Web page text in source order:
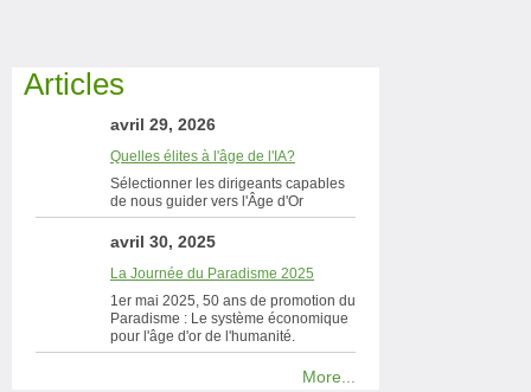
Articles
avril 29, 2026
Quelles élites à l'âge de l'IA?
Sélectionner les dirigeants capables
de nous guider vers l'Âge d'Or
avril 30, 2025
La Journée du Paradisme 2025
1er mai 2025, 50 ans de promotion du
Paradisme : Le système économique
pour l'âge d'or de l'humanité.
More...